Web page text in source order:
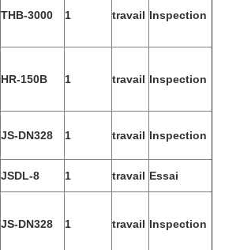
THB-3000 1 travail Inspection
HR-150B 1 travail Inspection
JS-DN328 1 travail Inspection
JSDL-8 1 travail Essai
JS-DN328 1 travail Inspection